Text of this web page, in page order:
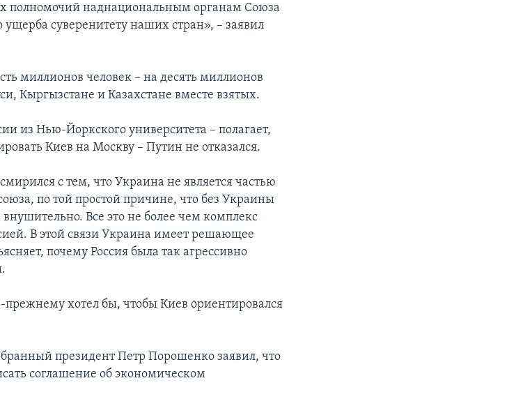
полномочий наднациональным органам Союза
суверенитету наших стран», – заявил
миллионов человек – на десять миллионов
Кыргызстане и Казахстане вместе взятых.
из Нью-Йоркского университета – полагает,
Киев на Москву – Путин не отказался.
с тем, что Украина не является частью
по той простой причине, что без Украины
Все это не более чем комплекс
В этой связи Украина имеет решающее
почему Россия была так агрессивно
хотел бы, чтобы Киев ориентировался
президент Петр Порошенко заявил, что
соглашение об экономическом